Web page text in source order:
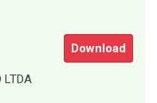
Download
LTDA